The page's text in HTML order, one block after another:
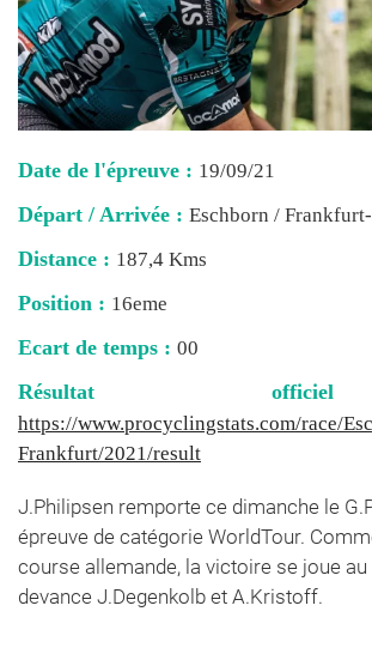
Date de l'épreuve : 19/09/21
Départ / Arrivée : Eschborn /
Distance : 187,4 Kms
Position : 16eme
Ecart de temps : 00
Résultat
https://www.procyclingstats.com/race/
Frankfurt/2021/result
J.Philipsen remporte ce dimanche le
épreuve de catégorie WorldTour.
course allemande, la victoire se joue
devance J.Degenkolb et A.Kristoff.